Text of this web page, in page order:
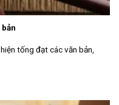
tống đạt các văn bản,